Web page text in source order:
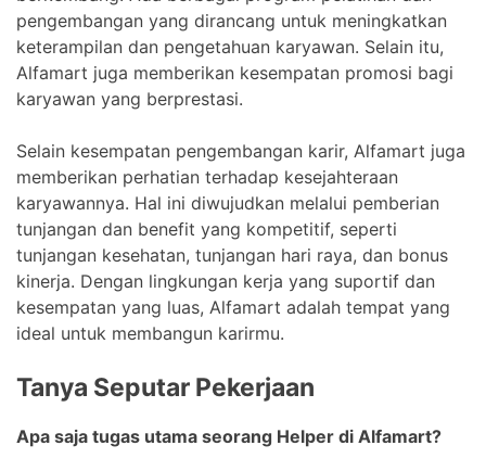
pengembangan yang dirancang untuk meningkatkan
keterampilan dan pengetahuan karyawan. Selain itu,
Alfamart juga memberikan kesempatan promosi bagi
karyawan yang berprestasi.
Selain kesempatan pengembangan karir, Alfamart juga
memberikan perhatian terhadap kesejahteraan
karyawannya. Hal ini diwujudkan melalui pemberian
tunjangan dan benefit yang kompetitif, seperti
tunjangan kesehatan, tunjangan hari raya, dan bonus
kinerja. Dengan lingkungan kerja yang suportif dan
kesempatan yang luas, Alfamart adalah tempat yang
ideal untuk membangun karirmu.
Tanya Seputar Pekerjaan
Apa saja tugas utama seorang Helper di Alfamart?